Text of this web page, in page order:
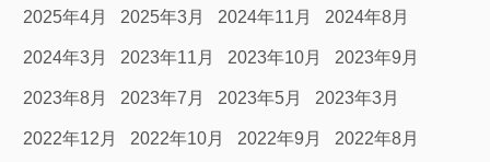
2025年4月 2025年3月 2024年11月 2024年8月
2024年3月 2023年11月 2023年10月 2023年9月
2023年8月 2023年7月 2023年5月 2023年3月
2022年12月 2022年10月 2022年9月 2022年8月